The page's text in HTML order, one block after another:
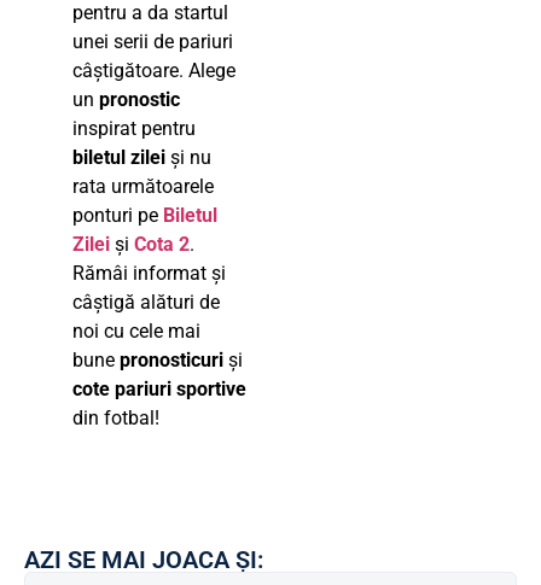
pentru a da startul
unei serii de pariuri
câștigătoare. Alege
un pronostic
inspirat pentru
biletul zilei și nu
rata următoarele
ponturi pe Biletul
Zilei și Cota 2.
Rămâi informat și
câștigă alături de
noi cu cele mai
bune pronosticuri și
cote pariuri sportive
din fotbal!
AZI SE MAI JOACA ȘI: